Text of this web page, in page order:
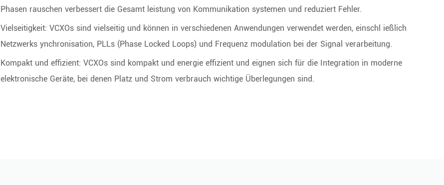
Phasen rauschen verbessert die Gesamt leistung von Kommunikation systemen und reduziert Fehler.
Vielseitigkeit: VCXOs sind vielseitig und können in verschiedenen Anwendungen verwendet werden, einschl ießlich
Netzwerks ynchronisation, PLLs (Phase Locked Loops) und Frequenz modulation bei der Signal verarbeitung.
Kompakt und effizient: VCXOs sind kompakt und energie effizient und eignen sich für die Integration in moderne
elektronische Geräte, bei denen Platz und Strom verbrauch wichtige Überlegungen sind.